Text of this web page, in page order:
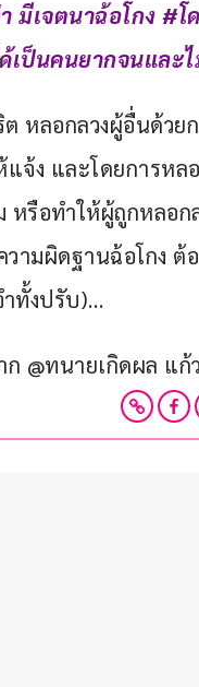
มีเจตนาฉ้อโกง #
เป็นคนยากจนแล
ต หลอกลวงผู้อื่นด้ว
แจ้ง และโดยการห
หรือทำให้ผู้ถูกหลอ
ามผิดฐานฉ้อโกง
ทั้งปรับ)…
@ทนายเกิดผล แก้